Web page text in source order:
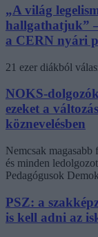
„A világ
hallgathatjuk”
a CERN nyári
21 ezer diákból
NOKS-
ezeket a
köznevelésben
Nemcsak magasabb
és minden
Pedagógusok
PSZ: a
is kell adni az